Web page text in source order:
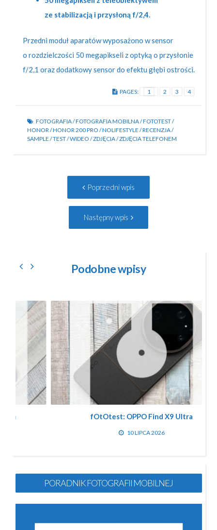
ze stabilizacją i przysłoną f/2,4.
Przedni moduł aparatów wyposażono w sensor
o rozdzielczości 50 megapikseli z optyką o przysłonie
f/2,1 oraz dodatkowy sensor do efektu głębi ostrości.
PAGES: 1 2 3 4
FOTOGRAFIA/FOTOGRAFIA MOBILNA/FOTOTEST/
HONOR /HONOR 200 PRO /NOLIFESTYLE /RECENZJA/
SAMPLE /TEST/WIDEO /ZDJĘCIA/ZDJĘCIA TELEFONEM
Poprzedni wpis
wpis:
Następny wpis
wpis:
Podobne wpisy
fOtOtest: OPPO Find X9 Ultra
10 LIPCA 2026
PORADNIK FOTOGRAFII MOBILNEJ